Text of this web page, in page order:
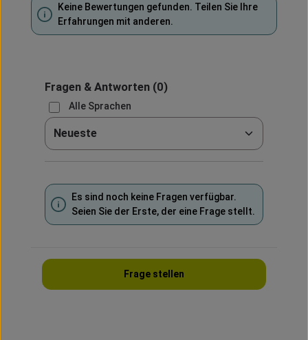
Keine Bewertungen gefunden. Teilen Sie Ihre
Erfahrungen mit anderen.
Fragen & Antworten(0)
Alle Sprachen
Sortieren nach
Es sind noch keine Fragen verfügbar.
Seien Sie der Erste, der eine Frage stellt.
Frage stellen